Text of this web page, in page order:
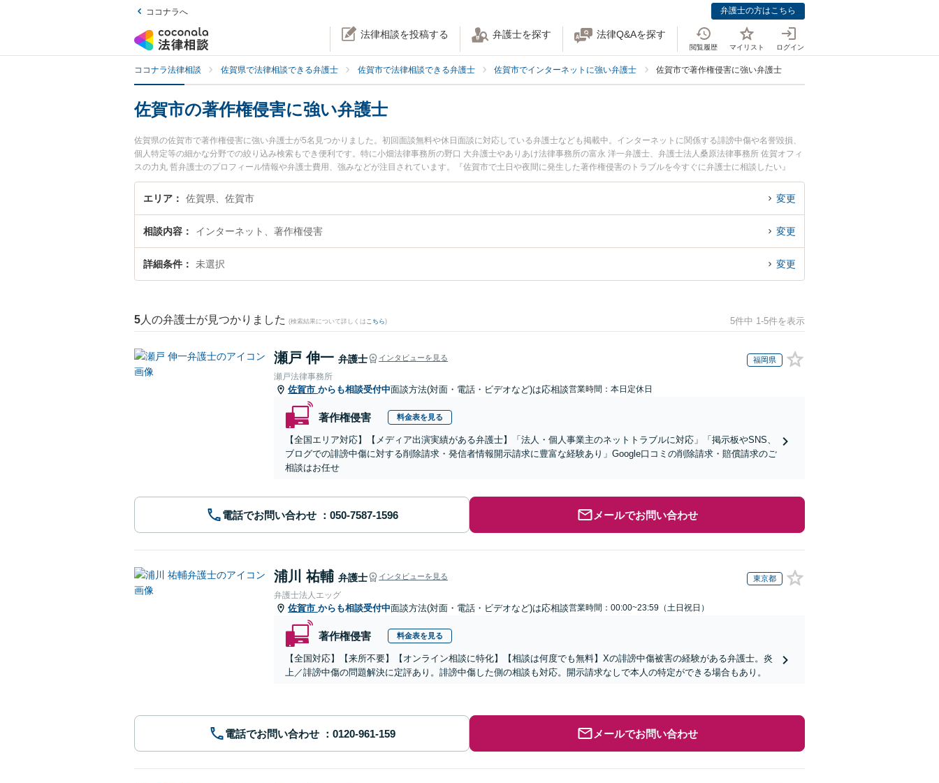
ココナラへ 弁護士の方はこちら
法律相談を投稿する 弁護士を探す 法律Q&Aを探す
閲覧履歴 マイリスト ログイン
ココナラ法律相談 佐賀県で法律相談できる弁護士 佐賀市で法律相談できる弁護士 佐賀市でインターネットに強い弁護士 佐賀市で著作権侵害に強い弁護士
佐賀市の著作権侵害に強い弁護士
佐賀県の佐賀市で著作権侵害に強い弁護士が5名見つかりました。初回面談無料や休日面談に対応している弁護士なども掲載中。インターネットに関係する誹謗中傷や名誉毀損、
個人特定等の細かな分野での絞り込み検索もでき便利です。特に小畑法律事務所の野口 大弁護士やありあけ法律事務所の富永 洋一弁護士、弁護士法人桑原法律事務所 佐賀オフィ
スの力丸 哲弁護士のプロフィール情報や弁護士費用、強みなどが注目されています。『佐賀市で土日や夜間に発生した著作権侵害のトラブルを今すぐに弁護士に相談したい』
『著作権侵害のトラブル解決の実績豊富な近くの弁護士を検索したい』『初回相談無料で著作権侵害を法律相談できる佐賀市内の弁護士に相談予約したい』などでお困りの相談者
さんにおすすめです。
エリア 佐賀県、佐賀市 変更
相談内容 インターネット、著作権侵害 変更
詳細条件 未選択 変更
5 人の弁護士が見つかりました (検索結果について詳しくは こちら) 5件中 1-5件を表示
瀬戸 伸一 弁護士 インタビューを見る 福岡県
瀬戸法律事務所
佐賀市 からも相談受付中面談方法(対面・電話・ビデオなど)は応相談営業時間：本日定休日
著作権侵害 料金表を見る
【全国エリア対応】【メディア出演実績がある弁護士】「法人・個人事業主のネットトラブルに対応」「掲示板やSNS、
ブログでの誹謗中傷に対する削除請求・発信者情報開示請求に豊富な経験あり」Google口コミの削除請求・賠償請求のご
相談はお任せ
電話でお問い合わせ メールでお問い合わせ
浦川 祐輔 弁護士 インタビューを見る 東京都
弁護士法人エッグ
佐賀市 からも相談受付中面談方法(対面・電話・ビデオなど)は応相談営業時間：00:00~23:59（土日祝日）
著作権侵害 料金表を見る
【全国対応】【来所不要】【オンライン相談に特化】【相談は何度でも無料】Xの誹謗中傷被害の経験がある弁護士。炎
上／誹謗中傷の問題解決に定評あり。誹謗中傷した側の相談も対応。開示請求なしで本人の特定ができる場合もあり。
電話でお問い合わせ メールでお問い合わせ